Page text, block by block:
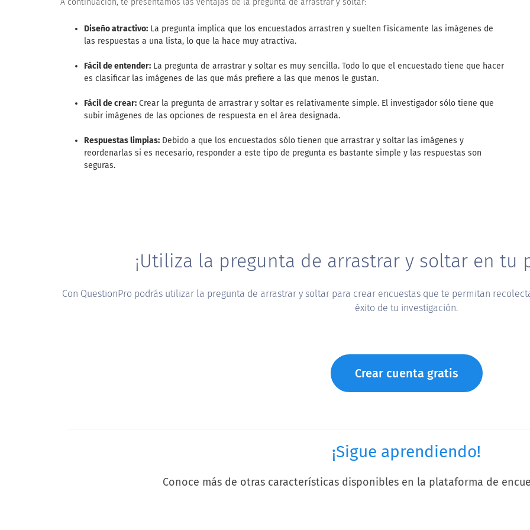
A continuación, te presentamos las ventajas de la pregunta de arrastrar y soltar:
Diseño atractivo: La pregunta implica que los encuestados arrastren y suelten físicamente las imágenes de
las respuestas a una lista, lo que la hace muy atractiva.
Fácil de entender: La pregunta de arrastrar y soltar es muy sencilla. Todo lo que el encuestado tiene que hacer
es clasificar las imágenes de las que más prefiere a las que menos le gustan.
Fácil de crear: Crear la pregunta de arrastrar y soltar es relativamente simple. El investigador sólo tiene que
subir imágenes de las opciones de respuesta en el área designada.
Respuestas limpias: Debido a que los encuestados sólo tienen que arrastrar y soltar las imágenes y
reordenarlas si es necesario, responder a este tipo de pregunta es bastante simple y las respuestas son
seguras.
¡Utiliza la pregunta de arrastrar y soltar en tu
Con QuestionPro podrás utilizar la pregunta de arrastrar y soltar para crear encuestas que te permitan
éxito de tu investigación.
Crear cuenta gratis
¡Sigue aprendiendo!
Conoce más de otras características disponibles en la plataforma de